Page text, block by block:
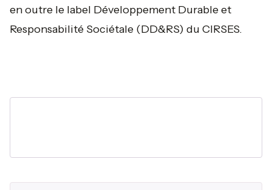
en outre le label Développement Durable et
Responsabilité Sociétale (DD&RS) du CIRSES.